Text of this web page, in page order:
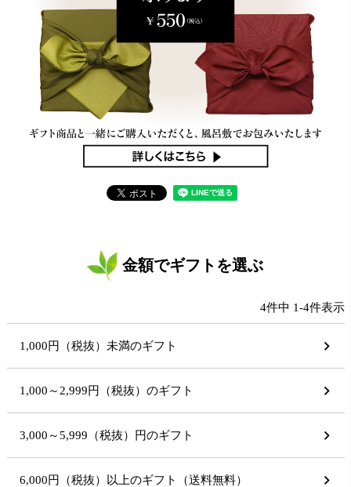
金額でギフトを選ぶ
4件中 1-4件表示
1,000円（税抜）未満のギフト
1,000～2,999円（税抜）のギフト
3,000～5,999（税抜）円のギフト
6,000円（税抜）以上のギフト（送料無料）